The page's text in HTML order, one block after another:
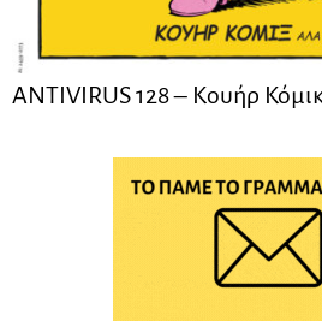
ANTIVIRUS 128 – Kουήρ